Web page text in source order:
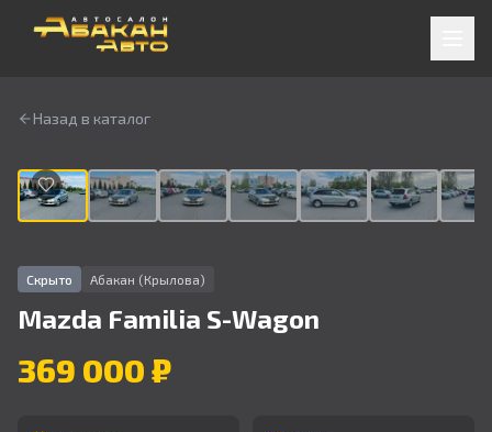
Назад в каталог
Скрыто Абакан (Крылова)
Mazda Familia S-Wagon
369 000 ₽